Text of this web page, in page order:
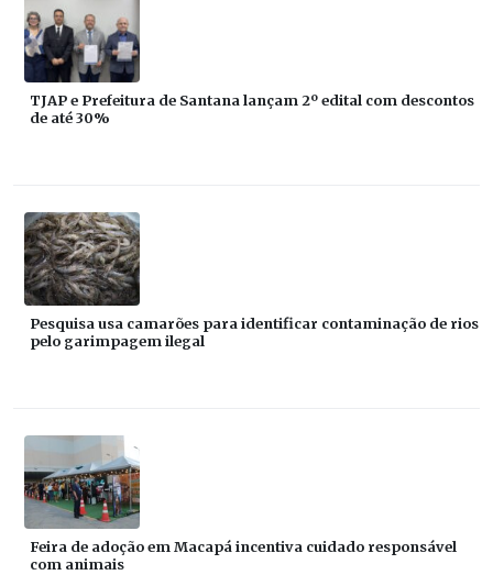
TJAP e Prefeitura de Santana lançam 2º edital com descontos
de até 30%
Pesquisa usa camarões para identificar contaminação de rios
pelo garimpagem ilegal
Feira de adoção em Macapá incentiva cuidado responsável
com animais